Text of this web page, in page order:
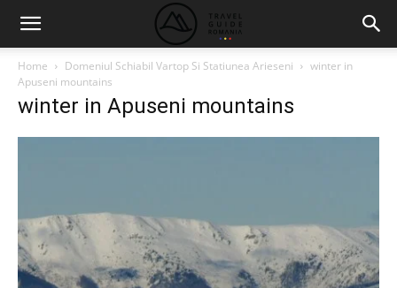
Home Domeniul Schiabil Vartop Si Statiunea Arieseni
winter in
Apuseni mountains
winter in Apuseni mountains